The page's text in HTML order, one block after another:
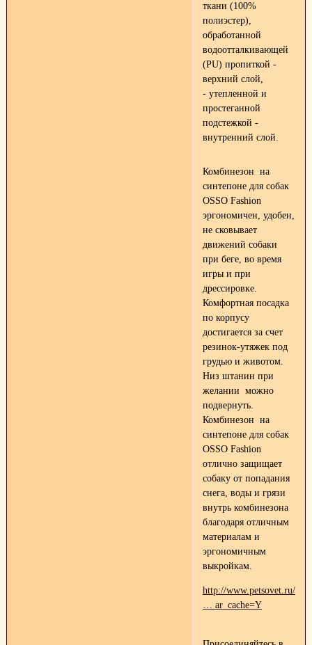
ткани (100%
полиэстер),
обработанной
водоотталкивающей
(PU) пропиткой -
верхний слой,
- утепленной и
простеганной
подстежкой -
внутренний слой.
Комбинезон на
синтепоне для собак
OSSO Fashion
эргономичен, удобен,
не сковывает
движений собаки
при беге, во время
игры и при
дрессировке.
Комфортная посадка
по корпусу
достигается за счет
резинок-утяжек под
грудью и животом.
Низ штанин при
желании можно
подвернуть.
Комбинезон на
синтепоне для собак
OSSO Fashion
отлично защищает
собаку от попадания
снега, воды и грязи
внутрь комбинезона
благодаря отличным
материалам и
эргономичным
выкройкам.
http://www.petsovet.ru/
… ar_cache=Y